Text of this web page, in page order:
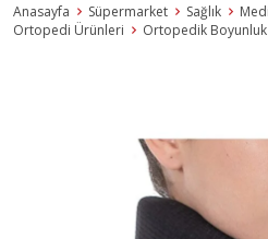
Anasayfa Süpermarket Sağlık
Ortopedi Ürünleri
Ortopedik Boyunluk